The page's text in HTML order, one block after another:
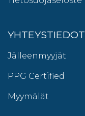
YHTEYSTIEDOT
Jälleenmyyjät
PPG Certified
Myymälät